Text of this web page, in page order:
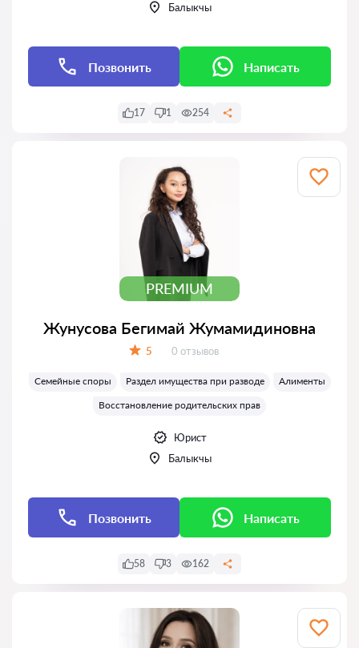
Балыкчы
Позвонить Написать
17 1 254
PREMIUM
Жунусова Бегимай Жумамидиновна
5 Отзывов:
0 отзывов
Семейные споры Раздел имущества при разводе
Алименты
Восстановление родительских прав
Юрист
Балыкчы
Позвонить Написать
58 3 162